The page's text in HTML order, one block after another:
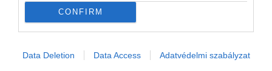
CONFIRM
Data Deletion Data Access Adatvédelmi szabályzat
ADÓ
Nekik lehet félnivalójuk, ha visszakapja hatékony